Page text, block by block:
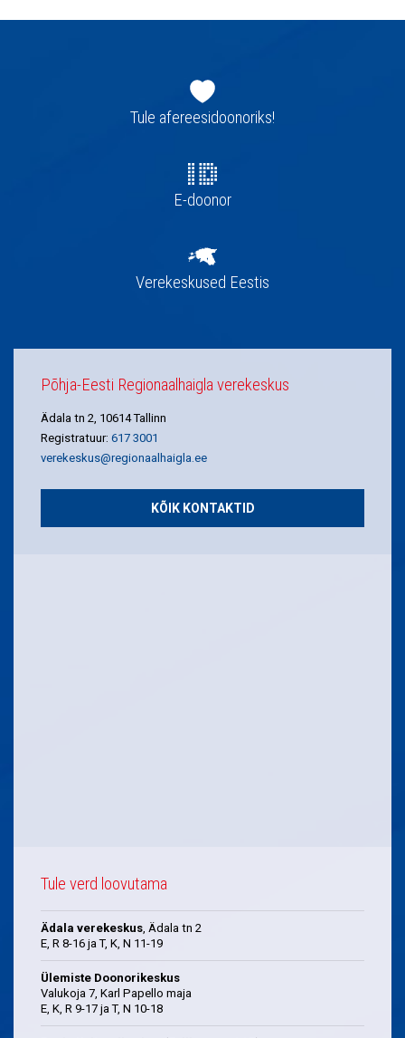
navigatsioonTule afereesidoonoriks!
E-doonor
Verekeskused Eestis
Põhja-Eesti Regionaalhaigla verekeskus
Ädala tn 2, 10614 Tallinn
Registratuur: 617 3001
verekeskus@regionaalhaigla.ee
KÕIK KONTAKTID
Tule verd loovutama
Ädala verekeskus, Ädala tn 2
E, R 8-16 ja T, K, N 11-19
Ülemiste Doonorikeskus
Valukoja 7, Karl Papello maja
E, K, R 9-17 ja T, N 10-18